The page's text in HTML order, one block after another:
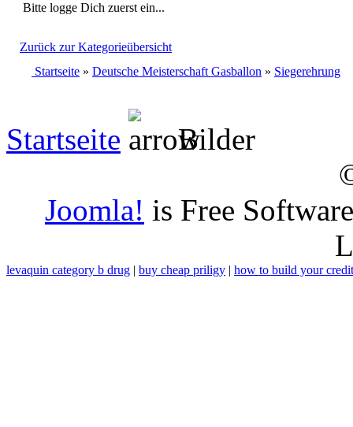
Bitte logge Dich zuerst ein...
Zurück zur Kategorieübersicht
Startseite » Deutsche Meisterschaft Gasballon » Siegerehrung
Startseite
Bilder
Joomla! is Free
levaquin category b drug | buy cheap priligy | how to build your